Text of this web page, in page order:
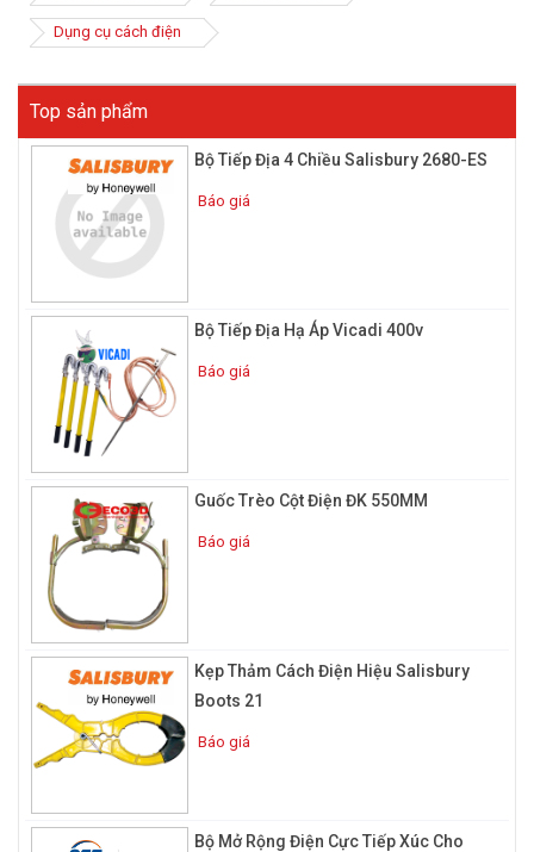
Dụng cụ cách điện
Top sản phẩm
Bộ Tiếp Địa 4 Chiều Salisbury 2680-ES
Báo giá
Bộ Tiếp Địa Hạ Áp Vicadi 400v
Báo giá
Guốc Trèo Cột Điện ĐK 550MM
Báo giá
Kẹp Thảm Cách Điện Hiệu Salisbury
Boots 21
Báo giá
Bộ Mở Rộng Điện Cực Tiếp Xúc Cho